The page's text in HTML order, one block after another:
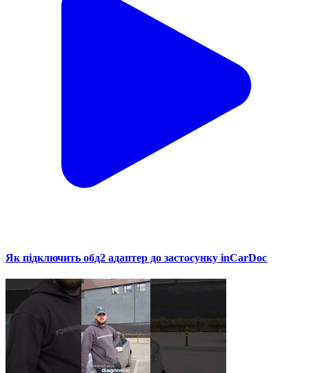
Як підключить обд2 адаптер до застосунку inCarDoc